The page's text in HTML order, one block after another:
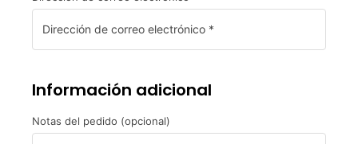
Información adicional
Notas del pedido (opcional)